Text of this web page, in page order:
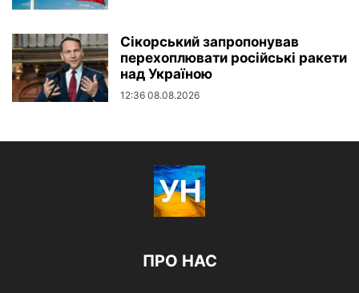
Сікорський запропонував
перехоплювати російські ракети
над Україною
12:36 08.08.2026
ПРО НАС